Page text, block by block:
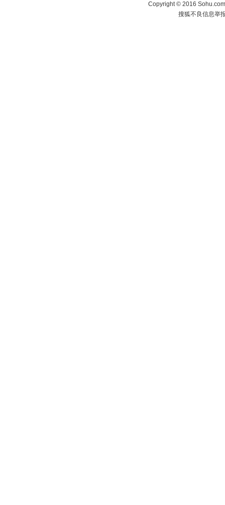
Copyright©2016
搜狐不良信息举